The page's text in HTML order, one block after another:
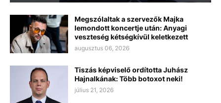
Megszólaltak a szervezők Majka
lemondott koncertje után: Anyagi
veszteség kétségkívül keletkezett
augusztus 06, 2026
Tiszás képviselő ordította Juhász
Hajnalkának: Több botoxot neki!
július 21, 2026